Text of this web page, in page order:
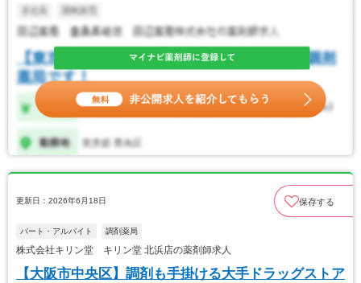
更新日：2026年6月18日 保存する
パート・アルバイト 調剤薬局
株式会社キリン堂 キリン堂 北浜店の薬剤師求人
【大阪市中央区】調剤も手掛ける大手ドラッグストア